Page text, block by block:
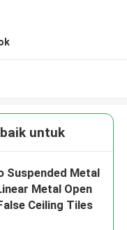
untuk
Suspended Metal
Metal Open
Ceiling Tiles